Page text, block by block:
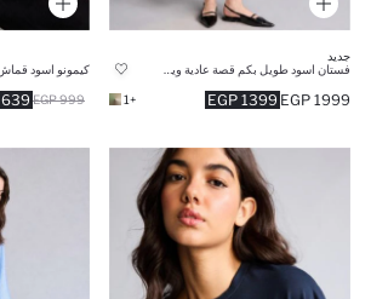
جديد
1399 EGP 1999 EGP
+1
639 EGP 999 EGP